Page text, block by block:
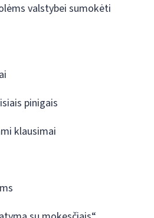
valstybei sumokėti
pinigais
klausimai